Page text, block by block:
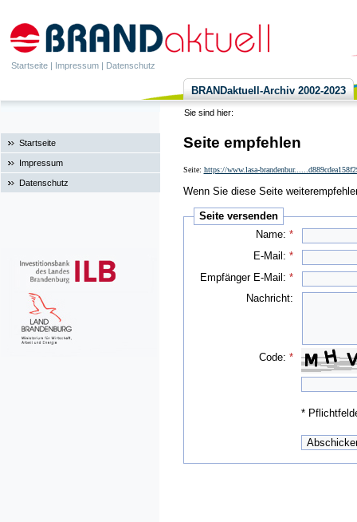
Startseite | Impressum | Datenschutz
BRANDaktuell-Archiv 2002-2023
Sie sind hier:
Startseite
Impressum
Datenschutz
Seite empfehlen
Seite: https://www.lasa-
Wenn Sie diese Seite
Seite versenden
Name:*
E-Mail:*
Empfänger E-Mail:*
Nachricht:
Code:*
*